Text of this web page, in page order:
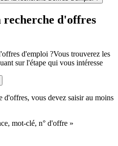
recherche d'offres
d'emploi ?Vous trouverez les
sur l'étape qui vous intéresse
d'offres, vous devez saisir au moins
mot-clé, n° d'offre »